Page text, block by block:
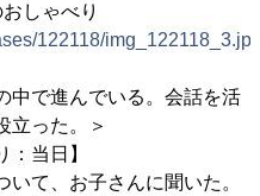
しゃべり
122118/
中で進んでいる。会話を活
立った。＞
：当日】
て、お子さんに聞いた。